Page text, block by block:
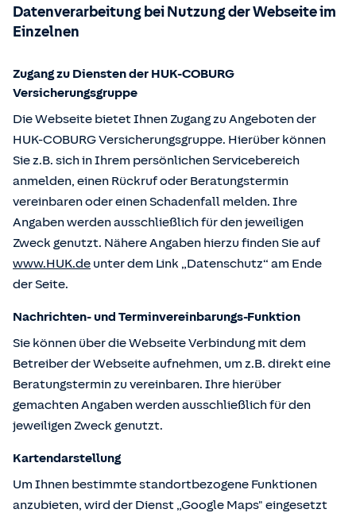
Datenverarbeitung bei Nutzung der Webseite im
Einzelnen
Zugang zu Diensten der HUK-COBURG
Versicherungsgruppe
Die Webseite bietet Ihnen Zugang zu Angeboten der
HUK-COBURG Versicherungsgruppe. Hierüber können
Sie z.B. sich in Ihrem persönlichen Servicebereich
anmelden, einen Rückruf oder Beratungstermin
vereinbaren oder einen Schadenfall melden. Ihre
Angaben werden ausschließlich für den jeweiligen
Zweck genutzt. Nähere Angaben hierzu finden Sie auf
www.HUK.de unter dem Link „Datenschutz“ am Ende
der Seite.
Nachrichten- und Terminvereinbarungs-Funktion
Sie können über die Webseite Verbindung mit dem
Betreiber der Webseite aufnehmen, um z.B. direkt eine
Beratungstermin zu vereinbaren. Ihre hierüber
gemachten Angaben werden ausschließlich für den
jeweiligen Zweck genutzt.
Kartendarstellung
Um Ihnen bestimmte standortbezogene Funktionen
anzubieten, wird der Dienst „Google Maps" eingesetzt